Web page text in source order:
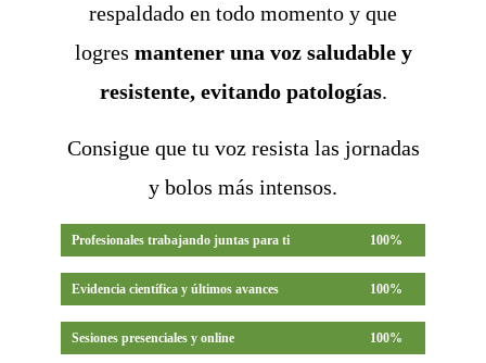
respaldado en todo momento y que
logres mantener una voz saludable y
resistente, evitando patologías.
Consigue que tu voz resista las jornadas
y bolos más intensos.
Profesionales trabajando juntas para ti 100%
Evidencia científica y últimos avances 100%
Sesiones presenciales y online 100%